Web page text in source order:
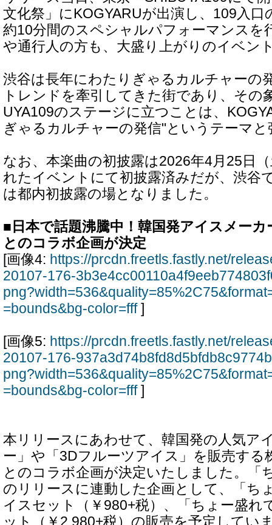
文化祭」にKOGYARUが出演し、109入
約10分間のスペシャルパフォーマンスを
や通行人の方も、大盛り上がりのイベン
渋谷は長年にわたりぎゃるカルチャーの
トレンドを牽引してきた街であり、その
UYA109のステージに立つことは、
ぎゃるカルチャーの発信"というテーマ
なお、本楽曲の初披露は2026年4月25日
れたイベントにて初披露済みだが、渋谷
は都内初披露の場となりました。
■日本で話題沸騰中！韓国発アイスメーカ
とのコラボ企画が決定
[画像4: https://prcdn.freetls.fastly.net/
20107-176-
=bounds&bg-color=fff]
[画像5: https://prcdn.freetls.fastly.net/
20107-176-
=bounds&bg-color=fff]
本リリースにあわせて、韓国発の人気ア
ー」や「3Dフルーツアイス」を販売する
とのコラボ企画が決定いたしました。「
のリリースに連動した企画として、「ち
イスセット（￥980+税）、「ちょー盛れ
ット（￥2,980+税）の販売を予定してい